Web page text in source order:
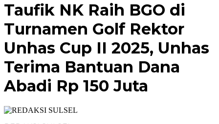
Taufik NK Raih BGO di
Turnamen Golf Rektor
Unhas Cup II 2025, Unhas
Terima Bantuan Dana
Abadi Rp 150 Juta